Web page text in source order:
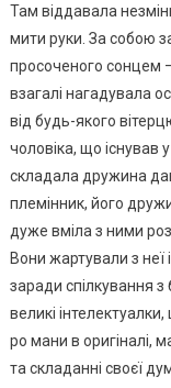
Там віддавала
мити руки. За собою
просоченого сонцем
взагалі нагадувала
від будь-якого
чоловіка, що існував
складала дружина
племінник, його
дуже вміла з ними
Вони жартували з неї
заради спілкування
великі
ро мани в оригіналі,
та складанні своєї